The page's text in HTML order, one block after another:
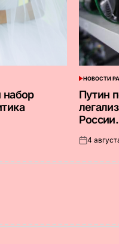
набор
В
НОВОСТИ
Путин
4